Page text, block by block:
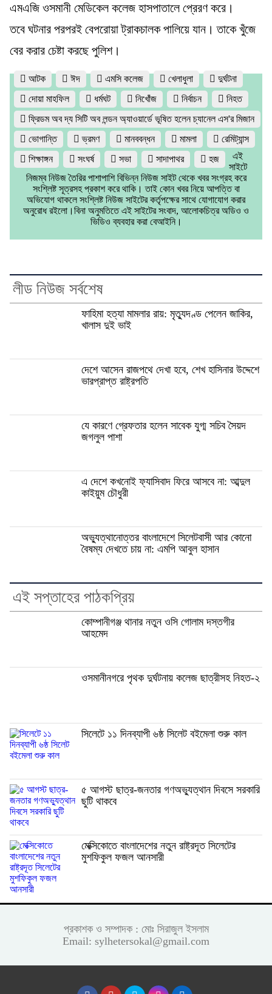
এমএজি ওসমানী মেডিকেল কলেজ হাসপাতালে প্রেরণ করে।
তবে ঘটনার পরপরই বেপরোয়া ট্রাকচালক পালিয়ে যান। তাকে খুঁজে
বের করার চেষ্টা করছে পুলিশ।
আটক ঈদ এমসি কলেজ খেলাধুলা
দুর্ঘটনা
দোয়া মাহফিল
ধর্মঘট নিখোঁজ নির্বাচন
নিহত
ফ্রিডম অব দ্য সিটি অব লন্ডন অ্যাওয়ার্ডে ভূষিত হলেন চ্যানেল এস'র মিজান
ভোগান্তি
ভ্রমণ মানববন্ধন মামলা
রেমিট্যান্স
শিক্ষাঙ্গন
সংঘর্ষ সভা সাদাপাথর হজ
এই
সাইটে
নিজম্ব নিউজ তৈরির পাশাপাশি বিভিন্ন নিউজ সাইট থেকে খবর সংগ্রহ করে
সংশ্লিষ্ট সূত্রসহ প্রকাশ করে থাকি। তাই কোন খবর নিয়ে আপত্তি বা
অভিযোগ থাকলে সংশ্লিষ্ট নিউজ সাইটের কর্তৃপক্ষের সাথে যোগাযোগ করার
অনুরোধ রইলো।বিনা অনুমতিতে এই সাইটের সংবাদ, আলোকচিত্র অডিও ও
ভিডিও ব্যবহার করা বেআইনি।
লীড নিউজ সর্বশেষ
ফাহিমা হত্যা মামলার রায়: মৃত্যুদণ্ড পেলেন জাকির,
খালাস দুই ভাই
দেশে আসেন রাজপথে দেখা হবে, শেখ হাসিনার উদ্দেশে
ভারপ্রাপ্ত রাষ্ট্রপতি
যে কারণে গ্রেফতার হলেন সাবেক যুগ্ম সচিব সৈয়দ
জগলুল পাশা
এ দেশে কখনোই ফ্যাসিবাদ ফিরে আসবে না: আব্দুল
কাইয়ুম চৌধুরী
অভ্যুত্থানোত্তর বাংলাদেশে সিলেটবাসী আর কোনো
বৈষম্য দেখতে চায় না: এমপি আবুল হাসান
এই সপ্তাহের পাঠকপ্রিয়
কোম্পানীগঞ্জ থানার নতুন ওসি গোলাম দস্তগীর
আহমেদ
ওসমানীনগরে পৃথক দুর্ঘটনায় কলেজ ছাত্রীসহ নিহত-২
সিলেটে ১১ দিনব্যাপী ৬ষ্ঠ সিলেট বইমেলা শুরু কাল
৫ আগস্ট ছাত্র-জনতার গণঅভ্যুত্থান দিবসে সরকারি
ছুটি থাকবে
মেক্সিকোতে বাংলাদেশের নতুন রাষ্ট্রদূত সিলেটের
মুশফিকুল ফজল আনসারী
প্রকাশক ও সম্পাদক : মোঃ সিরাজুল ইসলাম
Email: sylhetersokal@gmail.com